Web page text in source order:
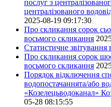
послуг з
централізованого
2025-08-19 09:17:30
Про скликання сорок
восьмого скликання
Статистичне звітування
Про скликання сорок
восьмого скликання
Порядок відключення
водопостачаннята/або
«Козелецьводоканал»
05-28 08:15:55